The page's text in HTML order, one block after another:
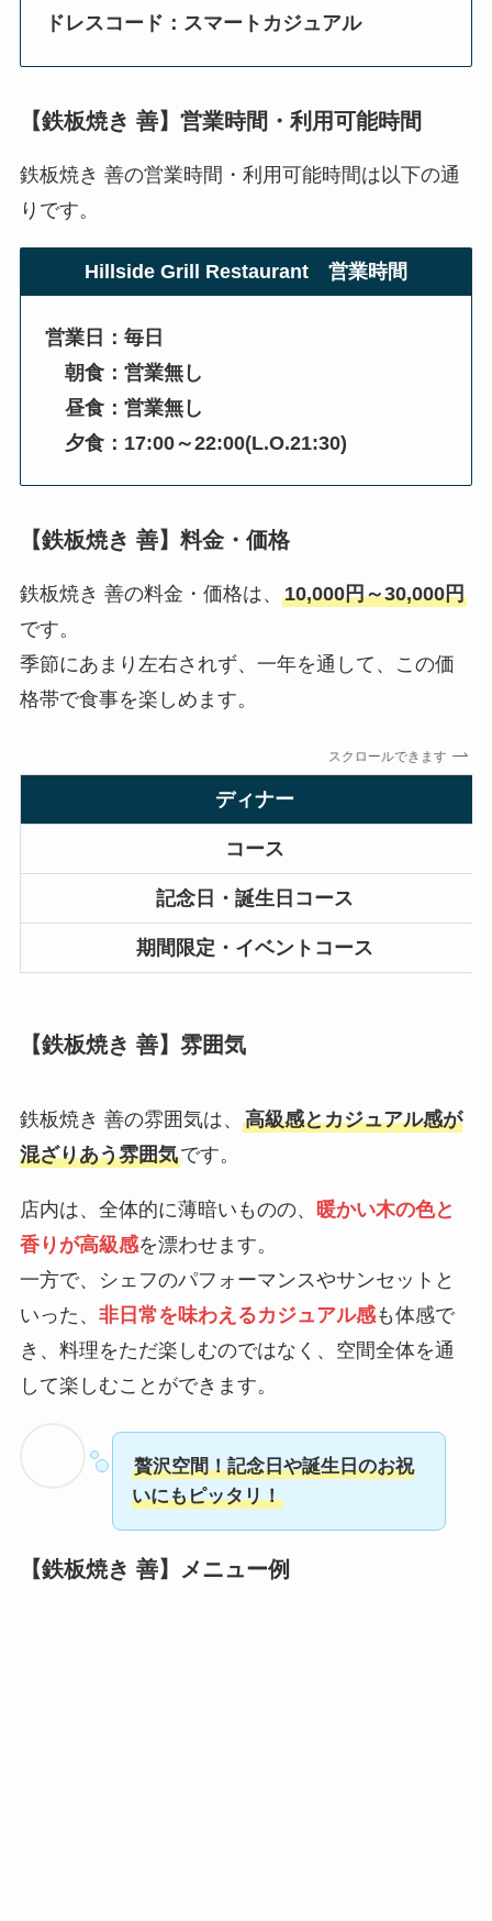
ドレスコード：スマートカジュアル
【鉄板焼き 善】営業時間・利用可能時間
鉄板焼き 善の営業時間・利用可能時間は以下の通
りです。
Hillside Grill Restaurant 営業時間
営業日：毎日
朝食：営業無し
昼食：営業無し
夕食：17:00～22:00(L.O.21:30)
【鉄板焼き 善】料金・価格
鉄板焼き 善の料金・価格は、 10,000円～30,000円
です。
季節にあまり左右されず、一年を通して、この価
格帯で食事を楽しめます。
スクロールできます
ディナー
コース
記念日・誕生日コース
期間限定・イベントコース
【鉄板焼き 善】雰囲気
鉄板焼き 善の雰囲気は、 高級感とカジュアル感が
混ざりあう雰囲気です。
店内は、全体的に薄暗いものの、
暖かい木の色と
香りが高級感を漂わせます。
一方で、シェフのパフォーマンスやサンセットと
いった、 非日常を味わえるカジュアル感も体感で
き、料理をただ楽しむのではなく、空間全体を通
して楽しむことができます。
贅沢空間！記念日や誕生日のお祝
いにもピッタリ！
【鉄板焼き 善】メニュー例